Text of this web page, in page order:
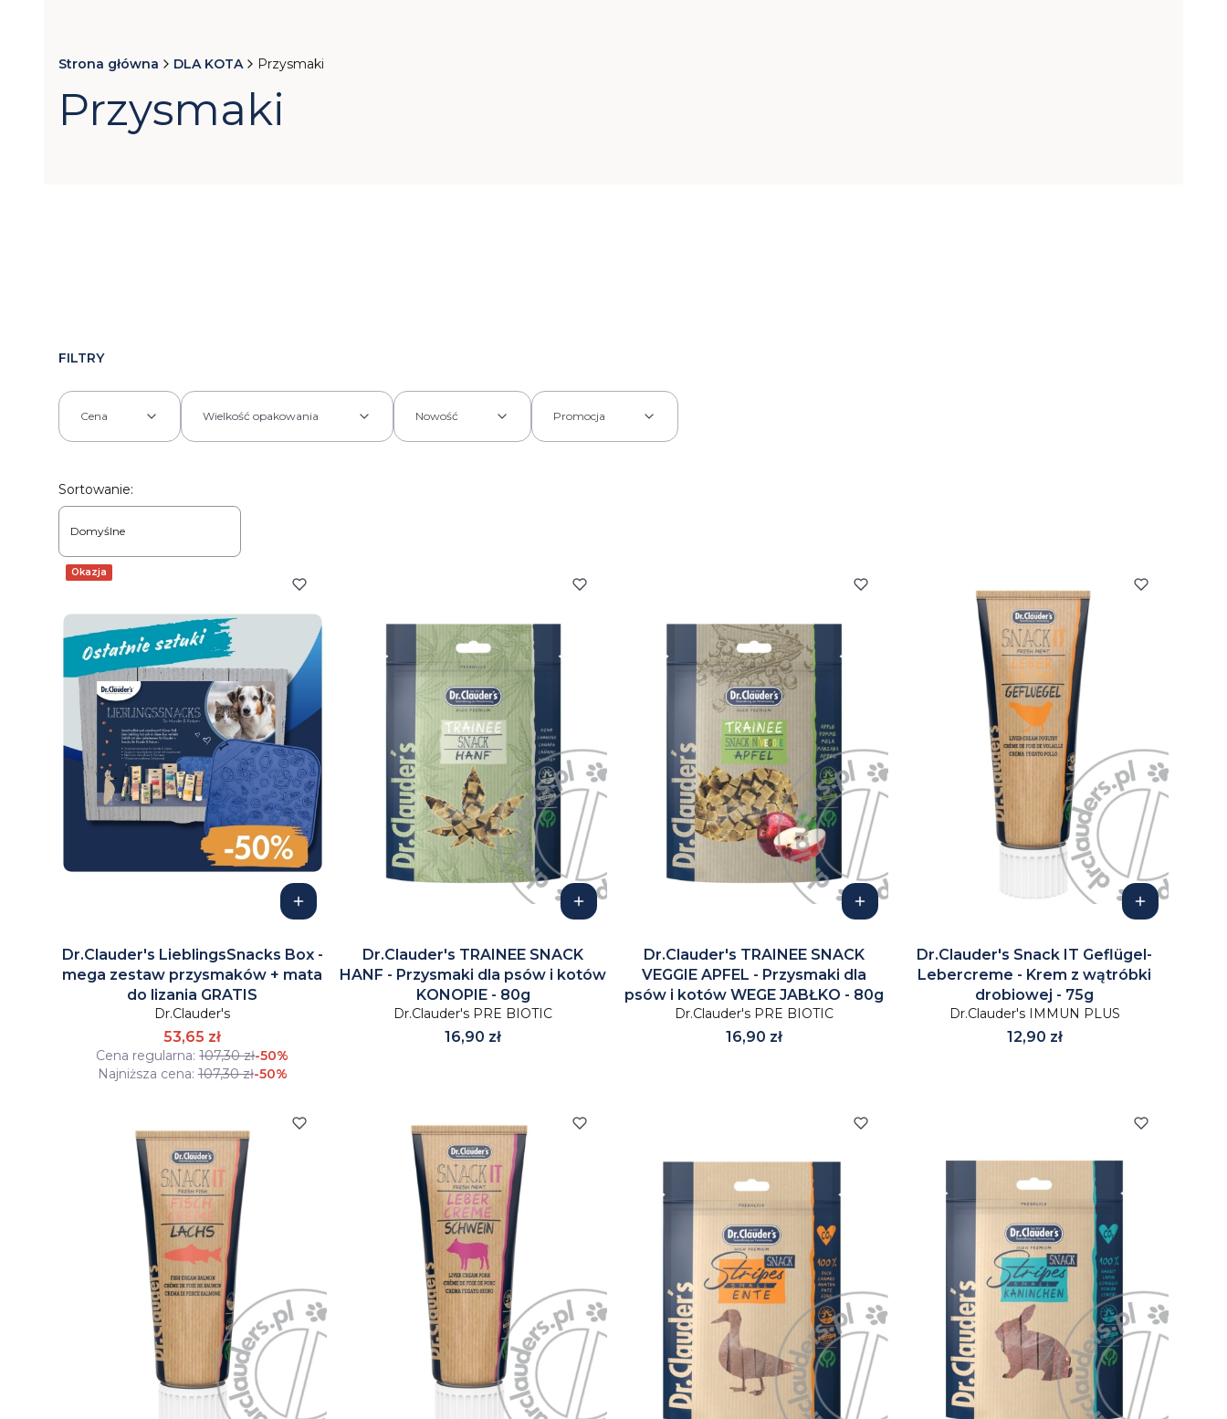
Strona główna DLA KOTA Przysmaki
Przysmaki
FILTRY
Cena Wielkość opakowania Nowość Promocja
Lista produktów
Sortowanie:
Domyślne
Okazja
Dr.Clauder's LieblingsSnacks Box -
mega zestaw przysmaków + mata
do lizania GRATIS
Dr.Clauder's
53,65 zł
Cena regularna: 107,30 zł-50%
Najniższa cena: 107,30 zł-50%
Dr.Clauder's TRAINEE SNACK
HANF - Przysmaki dla psów i kotów
KONOPIE - 80g
Dr.Clauder's PRE BIOTIC
Cena
16,90 zł
Dr.Clauder's TRAINEE SNACK
VEGGIE APFEL - Przysmaki dla
psów i kotów WEGE JABŁKO - 80g
Dr.Clauder's PRE BIOTIC
Cena
16,90 zł
Dr.Clauder's Snack IT Geflügel-
Lebercreme - Krem z wątróbki
drobiowej - 75g
Dr.Clauder's IMMUN PLUS
Cena
12,90 zł